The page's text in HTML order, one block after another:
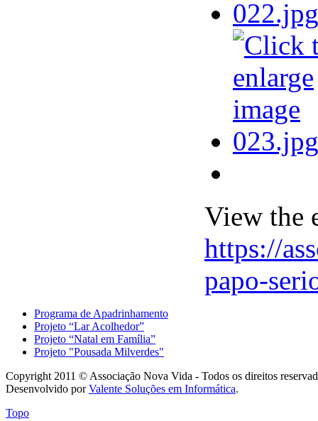
View the
https://
papo-
Programa de Apadrinhamento
Projeto “Lar Acolhedor”
Projeto “Natal em Família”
Projeto "Pousada Milverdes"
Copyright 2011 © Associação Nova Vida - Todos os direitos
Desenvolvido porValente Soluções em Informática.
Topo